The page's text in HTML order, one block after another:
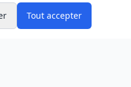
Tout accepter